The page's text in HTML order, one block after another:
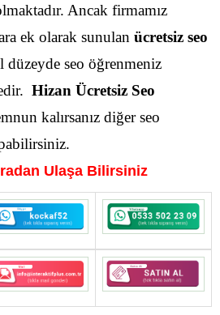
Ancak firmamız
ek olarak sunulan ücretsiz seo
düzeyde seo öğrenmeniz
Hizan Ücretsiz Seo
kalırsanız diğer seo
Ulaşa Bilirsiniz